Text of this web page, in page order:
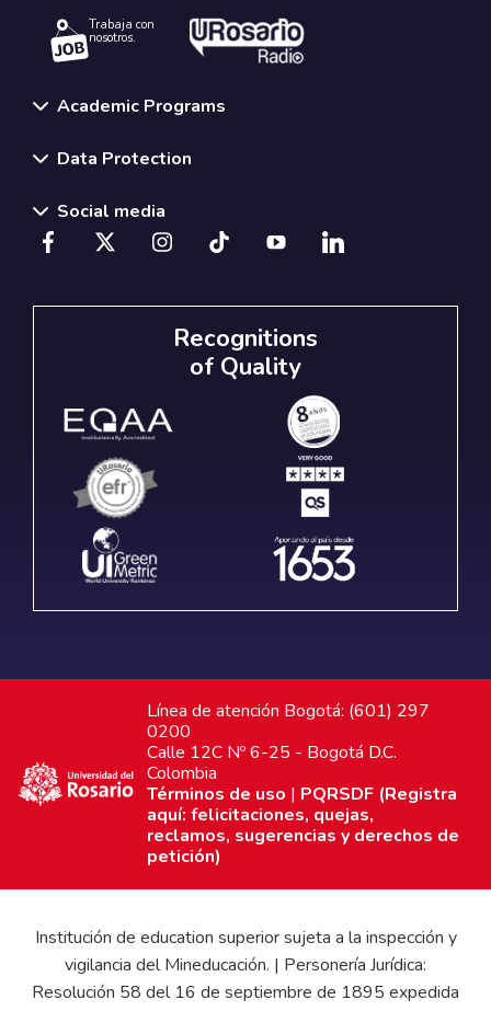
Trabaja con
nosotros.
Academic Programs
Data Protection
Social media
Recognitions
of Quality
Línea de atención Bogotá: (601) 297
0200
Calle 12C Nº 6-25 - Bogotá D.C.
Colombia
Términos de uso | PQRSDF (Registra
aquí: felicitaciones, quejas,
reclamos, sugerencias y derechos de
petición)
Institución de education superior sujeta a la inspección y
vigilancia del Mineducación. | Personería Jurídica:
Resolución 58 del 16 de septiembre de 1895 expedida